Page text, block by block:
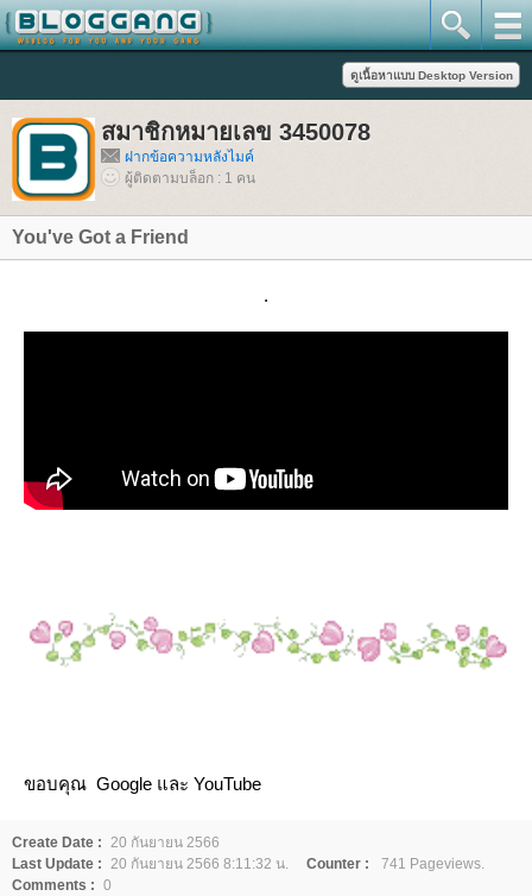
สมาชิกหมายเลข 3450078
ฝากข้อความหลังไมค์
ผู้ติดตามบล็อก : 1 คน
You've Got a Friend
.
ขอบคุณ Google และ YouTube
Create Date : 20 กันยายน 2566
Last Update : 20 กันยายน 2566 8:11:32 น. Counter :
741 Pageviews.
Comments : 0